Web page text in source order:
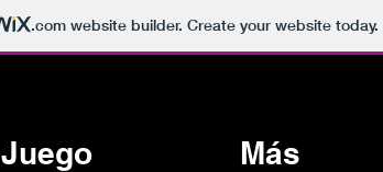
.comwebsite builder. Create your website today.
Juego Más